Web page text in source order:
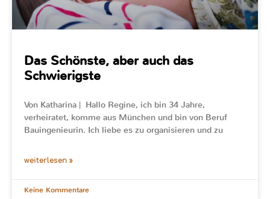
Das Schönste, aber auch das
Schwierigste
Von Katharina | Hallo Regine, ich bin 34 Jahre,
verheiratet, komme aus München und bin von Beruf
Bauingenieurin. Ich liebe es zu organisieren und zu
weiterlesen »
Keine Kommentare